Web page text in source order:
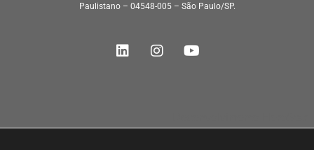
Paulistano – 04548-005 – São Paulo/SP.